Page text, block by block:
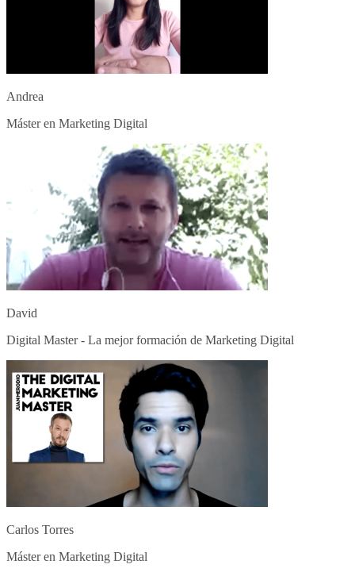
Andrea
Máster en Marketing Digital
David
Digital Master - La mejor formación de Marketing Digital
Carlos Torres
Máster en Marketing Digital